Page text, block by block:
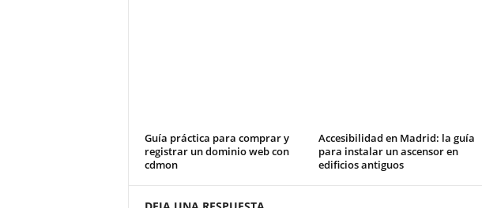
Guía práctica para comprar y
registrar un dominio web con
cdmon
Accesibilidad en Madrid: la guía
para instalar un ascensor en
edificios antiguos